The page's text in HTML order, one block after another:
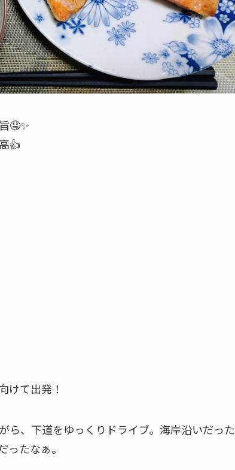
🤤✨
👍
けて出発！
ら、下道をゆっくりドライブ。海岸沿いだった
ったなぁ。